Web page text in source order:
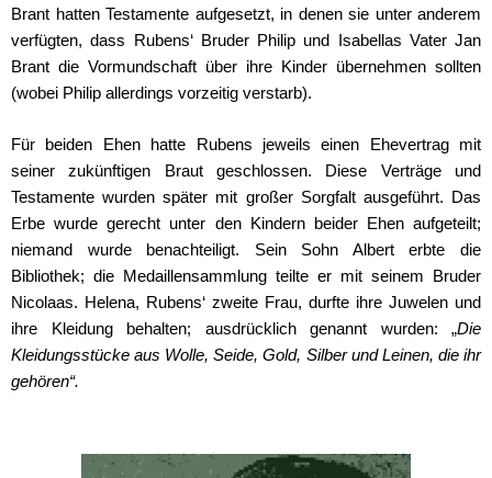
Brant hatten Testamente aufgesetzt, in denen sie unter anderem
verfügten, dass Rubens‘ Bruder Philip und Isabellas Vater Jan
Brant die Vormundschaft über ihre Kinder übernehmen sollten
(wobei Philip allerdings vorzeitig verstarb).
Für beiden Ehen hatte Rubens jeweils einen Ehevertrag mit
seiner zukünftigen Braut geschlossen. Diese Verträge und
Testamente wurden später mit großer Sorgfalt ausgeführt. Das
Erbe wurde gerecht unter den Kindern beider Ehen aufgeteilt;
niemand wurde benachteiligt. Sein Sohn Albert erbte die
Bibliothek; die Medaillensammlung teilte er mit seinem Bruder
Nicolaas. Helena, Rubens‘ zweite Frau, durfte ihre Juwelen und
ihre Kleidung behalten; ausdrücklich genannt wurden: „Die
Kleidungsstücke aus Wolle, Seide, Gold, Silber und Leinen, die ihr
gehören“.